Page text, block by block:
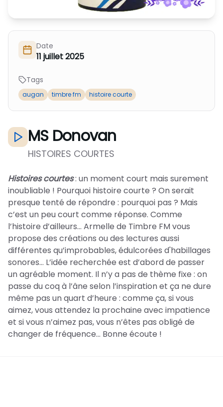
Exprime ton soutien
La newsletter
Date
11 juillet 2025
Tags
augan timbre fm histoire courte
MS Donovan
HISTOIRES COURTES
Histoires courtes: un moment court mais surement
inoubliable ! Pourquoi histoire courte ? On serait
presque tenté de répondre : pourquoi pas ? Mais
c’est un peu court comme réponse. Comme
l’histoire d’ailleurs... Armelle de Timbre FM vous
propose des créations ou des lectures aussi
différentes qu’improbables, édulcorées d'habillages
sonores… L’idée recherchée est d’abord de passer
un agréable moment. Il n’y a pas de thème fixe : on
passe du coq à l’âne selon l’inspiration et ça ne dure
même pas un quart d’heure : comme ça, si vous
aimez, vous attendez la prochaine avec impatience
et si vous n’aimez pas, vous n’êtes pas obligé de
changer de fréquence… Bonne écoute !